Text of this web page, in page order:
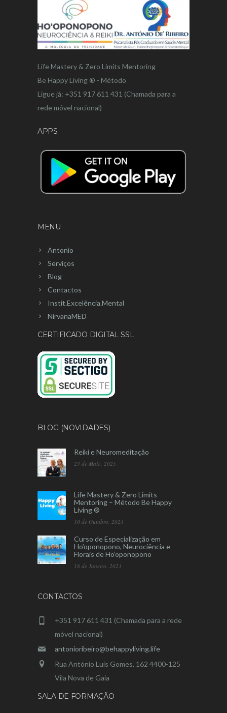
Life Mastery & Zero Limits Mentoring
Be Happy Living ® - Método
Ligue já: +351 917 611 431 (Chamada para a
rede móvel nacional)
APPS
MENU
Antonio
Serviços
Blog
Contactos
Instit.Excelência.Mental
NirvanaMED
CERTIFICADO DIGITAL SSL
BLOG (NOVIDADES)
Reiki e Neuromeditação
23 de Maio, 2025
Life Mastery & Zero Limits
Mentoring – Método Be Happy
Living ®
10 de Outubro, 2023
Curso de Especialização em
Ho’oponopono, Neurociência e
Florais de Ho’oponopono
18 de Janeiro, 2023
CONTACTOS
+351 917 611 431 (Chamada para a rede
móvel nacional)
antonioribeiro@behappyliving.life
Rua António Luís Gomes, 162 4400-125
Vila Nova de Gaia
SALA DE FORMAÇÃO